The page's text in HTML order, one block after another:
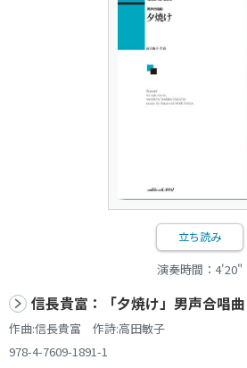
立ち読み
演奏時間：4'20"
信長貴富：「夕焼け」男声合唱曲
作曲:信長貴富 作詩:高田敏子
978-4-7609-1891-1